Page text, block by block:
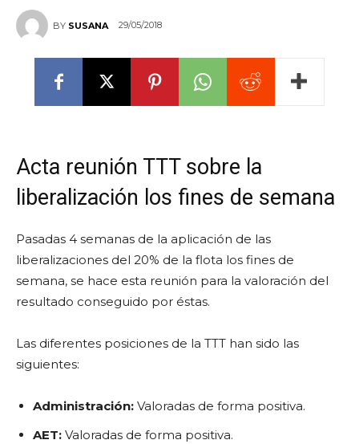
BY SUSANA 29/05/2018
Acta reunión TTT sobre la
liberalización los fines de semana
Pasadas 4 semanas de la aplicación de las
liberalizaciones del 20% de la flota los fines de
semana, se hace esta reunión para la valoración del
resultado conseguido por éstas.
Las diferentes posiciones de la TTT han sido las
siguientes:
Administración: Valoradas de forma positiva.
AET: Valoradas de forma positiva.